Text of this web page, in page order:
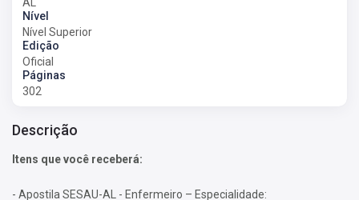
Nível
Nível Superior
Edição
Oficial
Páginas
302
Descrição
Itens que você receberá:
- Apostila SESAU-AL - Enfermeiro – Especialidade: